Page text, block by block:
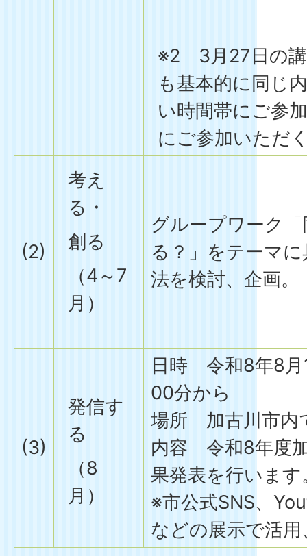
※2 3月27日の講
も基本的に同じ
い時間帯にご参
にご参加いただ
(2)
考え
る・
創る
（4～7
月）
グループワーク
る？」をテーマ
法を検討、企画。
(3)
発信す
る
（8
月）
日時 令和8年8
00分から
場所 加古川市内
内容 令和8年度
果発表を行います
※市公式SNS、
などの展示で活用